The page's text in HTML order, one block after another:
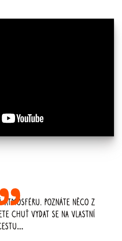
Poznáte něco z
chuť vydat se na vlastní
…